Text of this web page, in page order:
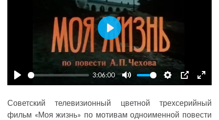
P
l
a
3:06:00
M
u
t
S
e
t
P
I
P
E
n
t
P
l
a
y
Советский телевизионный цветной трехсерийный
фильм «Моя жизнь» по мотивам одноименной повести